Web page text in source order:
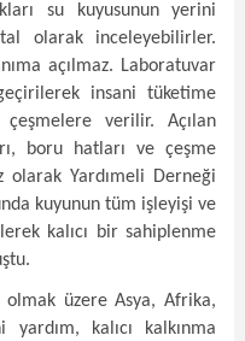
su kuyusunun yerini
olarak inceleyebilirler.
açılmaz. Laboratuvar
insani tüketime
verilir. Açılan
boru hatları ve çeşme
olarak Yardımeli Derneği
kuyunun tüm işleyişi ve
kalıcı bir sahiplenme
olmak üzere Asya, Afrika,
kalıcı kalkınma